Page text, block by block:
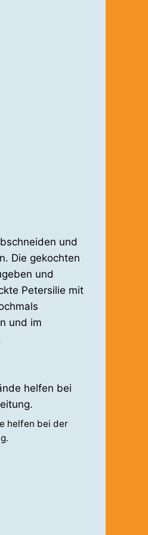
und
Die gekochten
und
Petersilie mit
und im
helfen bei der